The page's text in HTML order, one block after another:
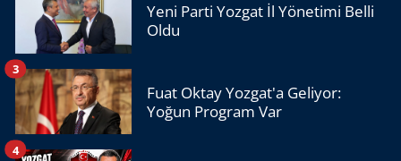
Yeni Parti Yozgat İl Yönetimi Belli
Oldu
Fuat Oktay Yozgat'a Geliyor:
Yoğun Program Var
3
4